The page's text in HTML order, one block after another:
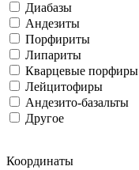
Диабазы
Андезиты
Порфириты
Липариты
Кварцевые порфиры
Лейцитофиры
Андезито-базальты
Другое
Координаты